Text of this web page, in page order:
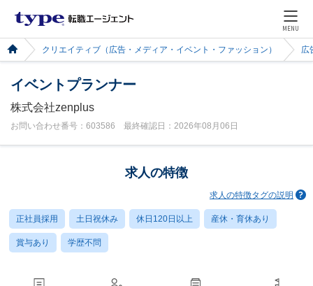
MENU
クリエイティブ（広告・メディア・イベント・ファッション） 広
イベントプランナー
株式会社zenplus
お問い合わせ番号：603586 最終確認日：2026年08月06日
求人の特徴
求人の特徴タグの説明
正社員採用 土日祝休み 休日120日以上 産休・育休あり
賞与あり 学歴不問